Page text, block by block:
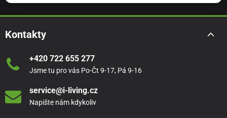
Kontakty
+420 722 655 277
Jsme tu pro vás Po-Čt 9-17, Pá 9-16
service@i-living.cz
Napište nám kdykoliv